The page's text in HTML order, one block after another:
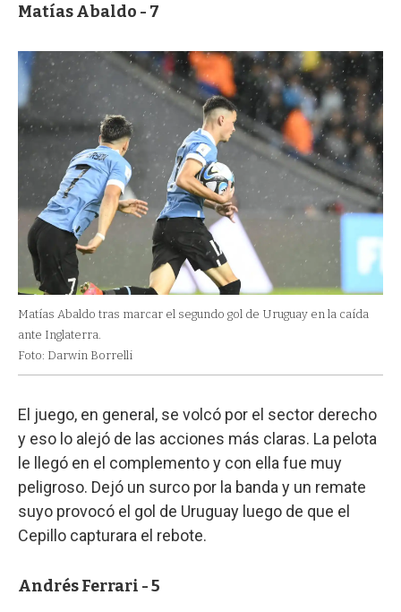
Matías Abaldo - 7
Matías Abaldo tras marcar el segundo gol de Uruguay en la caída
ante Inglaterra.
Foto: Darwin Borrelli
El juego, en general, se volcó por el sector derecho
y eso lo alejó de las acciones más claras. La pelota
le llegó en el complemento y con ella fue muy
peligroso. Dejó un surco por la banda y un remate
suyo provocó el gol de Uruguay luego de que el
Cepillo capturara el rebote.
Andrés Ferrari - 5